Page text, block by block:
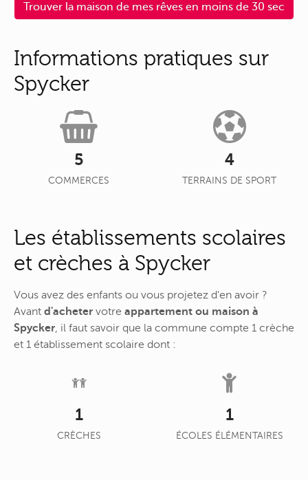
Trouver la maison de mes rêves en moins de 30 sec
Informations pratiques sur
Spycker
5
COMMERCES
4
TERRAINS DE SPORT
Les établissements scolaires
et crèches à Spycker
Vous avez des enfants ou vous projetez d'en avoir ?
Avant d'acheter votre appartement ou maison à
Spycker, il faut savoir que la commune compte 1 crèche
et 1 établissement scolaire dont :
1
CRÈCHES
1
ÉCOLES ÉLÉMENTAIRES